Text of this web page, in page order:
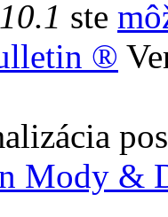
ste
®
Mody &